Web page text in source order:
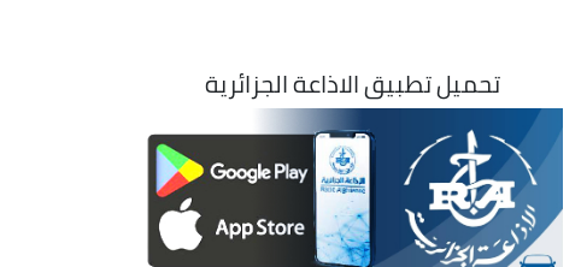
تحميل تطبيق الاذاعة الجزائرية